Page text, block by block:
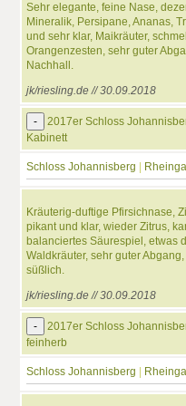
Sehr elegante, feine Nase,
Mineralik, Persipane, Ananas,
und sehr klar, Maikräuter,
Orangenzesten, sehr guter
Nachhall.
jk/riesling.de // 30.09.2018
-
2017er Schloss
Kabinett
Schloss Johannisberg
Kräuterig-duftige Pfirsichnase,
pikant und klar, wieder Zitrus,
balanciertes Säurespiel, etwas
Waldkräuter, sehr guter
süßlich.
jk/riesling.de // 30.09.2018
-
2017er Schloss
feinherb
Schloss Johannisberg